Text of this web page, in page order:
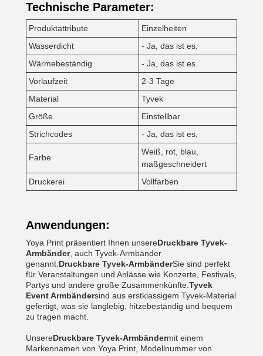
Technische Parameter:
Produktattribute
Einzelheiten
Wasserdicht
- Ja, das ist es.
Wärmebeständig
- Ja, das ist es.
Vorlaufzeit
2-3 Tage
Material
Tyvek
Größe
Einstellbar
Strichcodes
- Ja, das ist es.
Farbe
Weiß, rot, blau,
maßgeschneidert
Druckerei
Vollfarben
Anwendungen:
Yoya Print präsentiert Ihnen unsereDruckbare Tyvek-
Armbänder, auch Tyvek-Armbänder
genannt. Druckbare Tyvek-ArmbänderSie sind perfekt
für Veranstaltungen und Anlässe wie Konzerte, Festivals,
Partys und andere große Zusammenkünfte. Tyvek
Event Armbändersind aus erstklassigem Tyvek-Material
gefertigt, was sie langlebig, hitzebeständig und bequem
zu tragen macht.
UnsereDruckbare Tyvek-Armbändermit einem
Markennamen von Yoya Print, Modellnummer von